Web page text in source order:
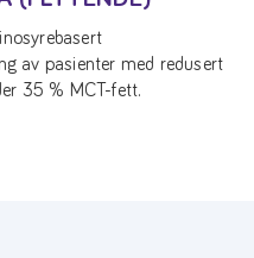
av pasienter med redusert
35 % MCT-fett.